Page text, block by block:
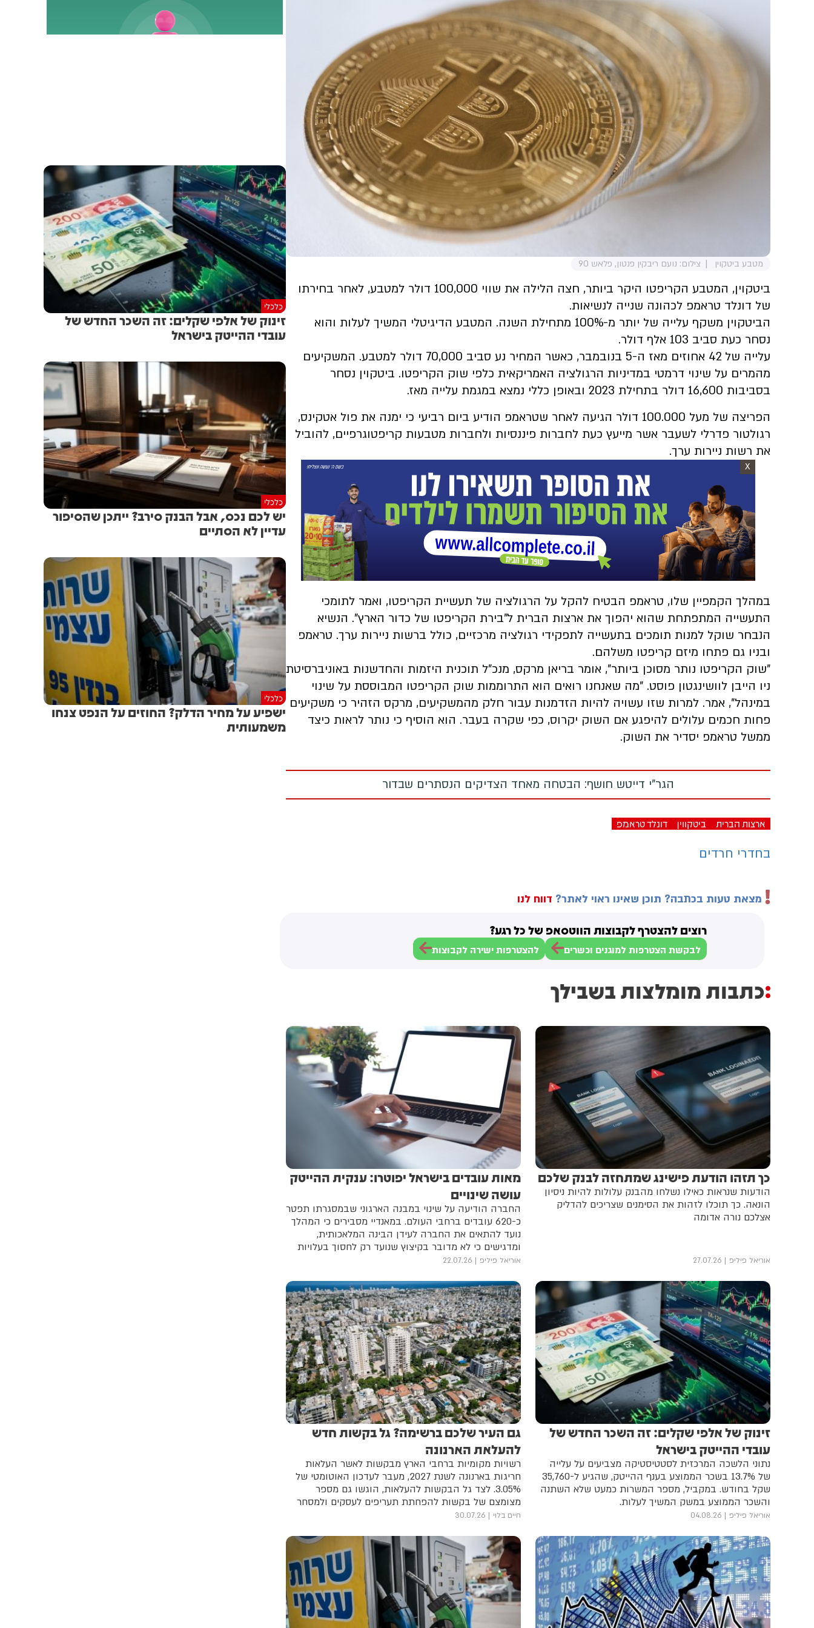
מטבע ביטקוין צילום: נועם ריבקין פנטון, פלאש 90
ביטקוין, המטבע הקריפטו היקר ביותר, חצה הלילה את שווי 100,000 דולר למטבע, לאחר בחירתו
של דונלד טראמפ לכהונה שנייה לנשיאות.
הביטקוין משקף עלייה של יותר מ-100% מתחילת השנה. המטבע הדיגיטלי המשיך לעלות והוא
נסחר כעת סביב 103 אלף דולר.
עלייה של 42 אחוזים מאז ה-5 בנובמבר, כאשר המחיר נע סביב 70,000 דולר למטבע. ה
משקיעים
מהמרים על שינוי דרמטי במדיניות הרגולציה האמריקאית כלפי שוק הקריפטו. ביטקוין נסחר
בסביבות 16,600 דולר בתחילת 2023 ובאופן כללי נמצא במגמת עלייה מאז.
הפריצה של מעל 100.000 דולר הגיעה לאחר שטראמפ הודיע ​​ביום רביעי כי ימנה את פול אטקינס,
רגולטור פדרלי לשעבר אשר מייעץ כעת לחברות פיננסיות ולחברות מטבעות קריפטוגרפיים, להוביל
את רשות ניירות ערך.
X
במהלך הקמפיין שלו, טראמפ הבטיח להקל על הרגולציה של תעשיית הקריפטו, ואמר לתומכי
התעשייה המתפתחת שהוא יהפוך את ארצות הברית ל"בירת הקריפטו של כדור הארץ". הנשיא
הנבחר שוקל למנות תומכים בתעשייה לתפקידי רגולציה מרכזיים, כולל ברשות ניירות ערך. טראמפ
ובניו גם פתחו מיזם קריפטו משלהם.
"שוק הקריפטו נותר מסוכן ביותר", אומר בריאן מרקס, מנכ"ל תוכנית היזמות והחדשנות באוניברסיטת
ניו הייבן לוושינגטון פוסט. "מה שאנחנו רואים הוא התרוממות שוק הקריפטו המבוססת על שינוי
במינהל", אמר. למרות שזו עשויה להיות הזדמנות עבור חלק מהמשקיעים, מרקס הזהיר כי משקיעים
פחות חכמים עלולים להיפגע אם השוק יקרוס, כפי שקרה בעבר. הוא הוסיף כי נותר לראות כיצד
ממשל טראמפ יסדיר את השוק.
הגר"י דייטש חושף: הבטחה מאחד הצדיקים הנסתרים שבדור
ארצות הברית ביטקווין דונלד טראמפ
בחדרי חרדים
מצאת טעות בכתבה? תוכן שאינו ראוי לאתר? דווח לנו
רוצים להצטרף לקבוצות הווטסאפ של כל רגע?
לבקשת הצטרפות למוגנים וכשרים להצטרפות ישירה לקבוצות
כתבות מומלצות בשבילך
כך תזהו הודעת פישינג שמתחזה לבנק שלכם
הודעות שנראות כאילו נשלחו מהבנק עלולות להיות ניסיון
הונאה. כך תוכלו לזהות את הסימנים שצריכים להדליק
אצלכם נורה אדומה
אוריאל פיליפ 27.07.26
מאות עובדים בישראל יפוטרו: ענקית ההייטק
עושה שינויים
החברה הודיעה על שינוי במבנה הארגוני שבמסגרתו תפטר
כ-620 עובדים ברחבי העולם. במאנדיי מסבירים כי המהלך
נועד להתאים את החברה לעידן הבינה המלאכותית,
ומדגישים כי לא מדובר בקיצוץ שנועד רק לחסוך בעלויות
אוריאל פיליפ 22.07.26
זינוק של אלפי שקלים: זה השכר החדש של
עובדי ההייטק בישראל
נתוני הלשכה המרכזית לסטטיסטיקה מצביעים על עלייה
של 13.7% בשכר הממוצע בענף ההייטק, שהגיע ל-35,760
שקל בחודש. במקביל, מספר המשרות כמעט שלא השתנה
והשכר הממוצע במשק המשיך לעלות.
אוריאל פיליפ 04.08.26
גם העיר שלכם ברשימה? גל בקשות חדש
להעלאת הארנונה
רשויות מקומיות ברחבי הארץ מבקשות לאשר העלאות
חריגות בארנונה לשנת 2027, מעבר לעדכון האוטומטי של
3.05%. לצד גל הבקשות להעלאות, הוגשו גם מספר
מצומצם של בקשות להפחתת תעריפים לעסקים ולמסחר
חיים בלוי 30.07.26
כלכלי
זינוק של אלפי שקלים: זה השכר החדש של
עובדי ההייטק בישראל
כלכלי
יש לכם נכס, אבל הבנק סירב? ייתכן שהסיפור
עדיין לא הסתיים
כלכלי
ישפיע על מחיר הדלק? החוזים על הנפט צנחו
משמעותית